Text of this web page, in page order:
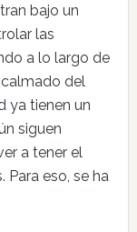
bajo un
las
a lo largo de
calmado del
ya tienen un
siguen
a tener el
eso, se ha